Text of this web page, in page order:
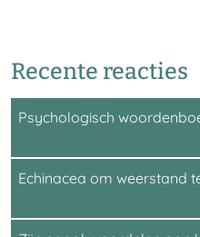
Recente reacties
Psychologisch
Echinacea om weerstand